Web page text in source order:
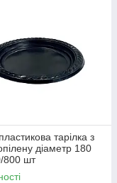
тарілка з
діаметр 180
800 шт